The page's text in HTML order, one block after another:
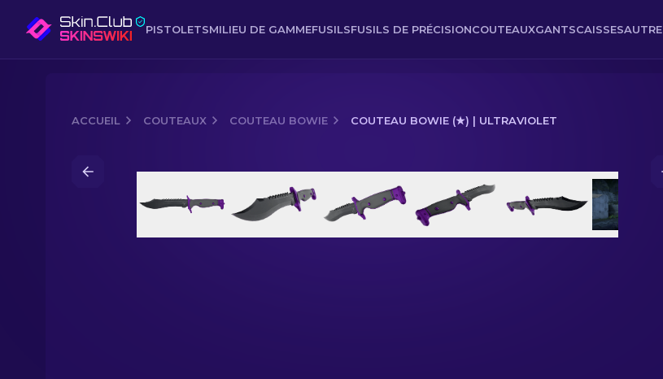
PISTOLETSMILIEU DE GAMMEFUSILSFUSILS DE PRÉCISIONCOUTEAUXGANTSCAISSESAUTRE
ACCUEIL COUTEAUX COUTEAU BOWIE COUTEAU BOWIE (★) | ULTRAVIOLET